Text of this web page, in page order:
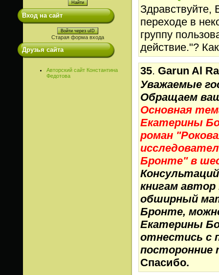
Вход на сайт
Войти через uID
Старая форма входа
Друзья сайта
Авторский сайт Константина
Федотова
Здравствуйте,
переходе в
группу
действие."?
35. Garun Al
Уважаемые
Обращаем
Основная
Екатерины
роман
Бронте" в
книгам
обширный
Бронте,
Екатерины
отнестись с
Спасибо.